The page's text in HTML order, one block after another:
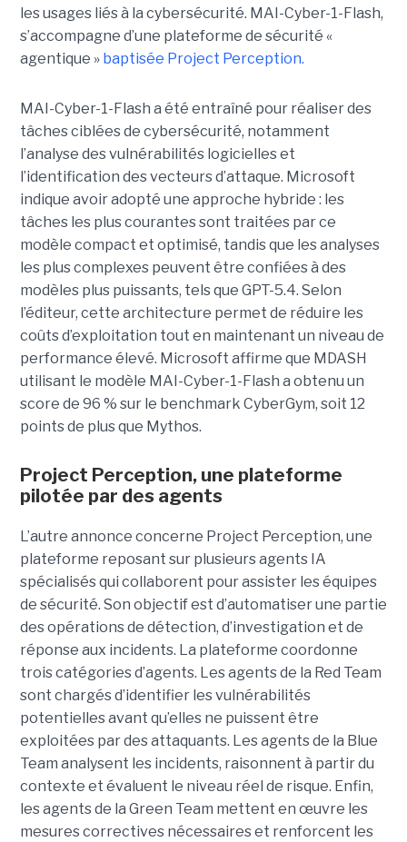
les usages liés à la cybersécurité. MAI-Cyber-1-Flash,
s’accompagne d’une plateforme de sécurité «
agentique » baptisée Project Perception.
MAI-Cyber-1-Flash a été entraîné pour réaliser des
tâches ciblées de cybersécurité, notamment
l’analyse des vulnérabilités logicielles et
l’identification des vecteurs d’attaque. Microsoft
indique avoir adopté une approche hybride : les
tâches les plus courantes sont traitées par ce
modèle compact et optimisé, tandis que les analyses
les plus complexes peuvent être confiées à des
modèles plus puissants, tels que GPT-5.4. Selon
l’éditeur, cette architecture permet de réduire les
coûts d’exploitation tout en maintenant un niveau de
performance élevé. Microsoft affirme que MDASH
utilisant le modèle MAI-Cyber-1-Flash a obtenu un
score de 96 % sur le benchmark CyberGym, soit 12
points de plus que Mythos.
Project Perception, une plateforme
pilotée par des agents
L’autre annonce concerne Project Perception, une
plateforme reposant sur plusieurs agents IA
spécialisés qui collaborent pour assister les équipes
de sécurité. Son objectif est d’automatiser une partie
des opérations de détection, d’investigation et de
réponse aux incidents. La plateforme coordonne
trois catégories d’agents. Les agents de la Red Team
sont chargés d’identifier les vulnérabilités
potentielles avant qu’elles ne puissent être
exploitées par des attaquants. Les agents de la Blue
Team analysent les incidents, raisonnent à partir du
contexte et évaluent le niveau réel de risque. Enfin,
les agents de la Green Team mettent en œuvre les
mesures correctives nécessaires et renforcent les